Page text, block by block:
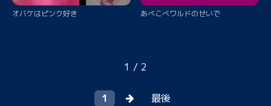
オバケはピンク好き あべこべワルドのせいで
1 / 2
1 最後